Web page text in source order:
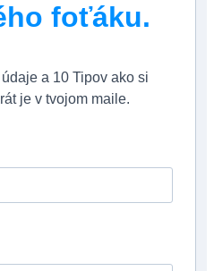
foťáku.
a 10 Tipov ako si
je v tvojom maile.